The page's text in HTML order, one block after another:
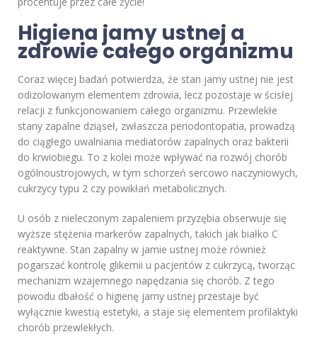
Higiena jamy ustnej a
zdrowie całego organizmu
Coraz więcej badań potwierdza, że stan jamy ustnej nie jest
odizolowanym elementem zdrowia, lecz pozostaje w ścisłej
relacji z funkcjonowaniem całego organizmu. Przewlekłe
stany zapalne dziąseł, zwłaszcza periodontopatia, prowadzą
do ciągłego uwalniania mediatorów zapalnych oraz bakterii
do krwiobiegu. To z kolei może wpływać na rozwój chorób
ogólnoustrojowych, w tym schorzeń sercowo naczyniowych,
cukrzycy typu 2 czy powikłań metabolicznych.
U osób z nieleczonym zapaleniem przyzębia obserwuje się
wyższe stężenia markerów zapalnych, takich jak białko C
reaktywne. Stan zapalny w jamie ustnej może również
pogarszać kontrolę glikemii u pacjentów z cukrzycą, tworząc
mechanizm wzajemnego napędzania się chorób. Z tego
powodu dbałość o higienę jamy ustnej przestaje być
wyłącznie kwestią estetyki, a staje się elementem profilaktyki
chorób przewlekłych.